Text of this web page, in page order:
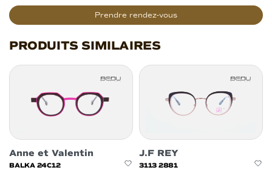
Prendre rendez-vous
PRODUITS SIMILAIRES
Anne et Valentin
BALKA 24C12
J.F REY
3113 2881